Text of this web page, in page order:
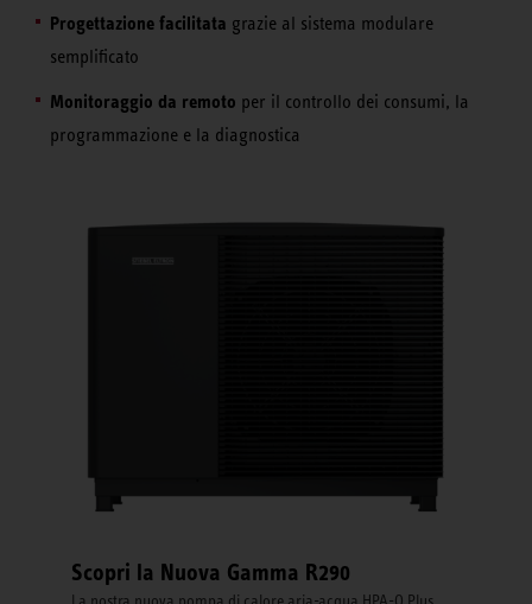
Progettazione facilitata grazie al sistema modulare
semplificato
Monitoraggio da remoto per il controllo dei consumi, la
programmazione e la diagnostica
Scopri la Nuova Gamma R290
La nostra nuova pompa di calore aria-acqua HPA-O Plus